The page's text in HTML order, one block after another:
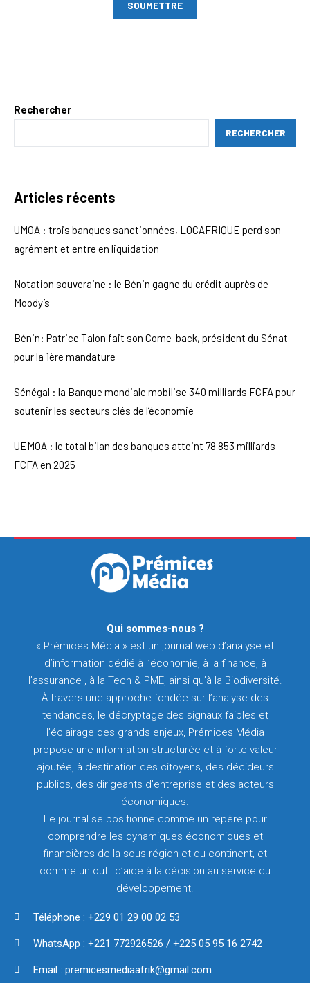
Rechercher
RECHERCHER
Articles récents
UMOA : trois banques sanctionnées, LOCAFRIQUE perd son
agrément et entre en liquidation
Notation souveraine : le Bénin gagne du crédit auprès de
Moody’s
Bénin: Patrice Talon fait son Come-back, président du Sénat
pour la 1ère mandature
Sénégal : la Banque mondiale mobilise 340 milliards FCFA pour
soutenir les secteurs clés de l’économie
UEMOA : le total bilan des banques atteint 78 853 milliards
FCFA en 2025
Qui sommes-nous ?
« Prémices Média » est un journal web d’analyse et
d’information dédié à l’économie, à la finance, à
l’assurance , à la Tech & PME, ainsi qu’à la Biodiversité.
À travers une approche fondée sur l’analyse des
tendances, le décryptage des signaux faibles et
l’éclairage des grands enjeux, Prémices Média
propose une information structurée et à forte valeur
ajoutée, à destination des citoyens, des décideurs
publics, des dirigeants d’entreprise et des acteurs
économiques.
Le journal se positionne comme un repère pour
comprendre les dynamiques économiques et
financières de la sous-région et du continent, et
comme un outil d’aide à la décision au service du
développement.
Téléphone : +229 01 29 00 02 53
WhatsApp : +221 772926526 / +225 05 95 16 2742
Email : premicesmediaafrik@gmail.com